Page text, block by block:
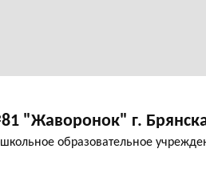
"Жаворонок" г.
образовательное